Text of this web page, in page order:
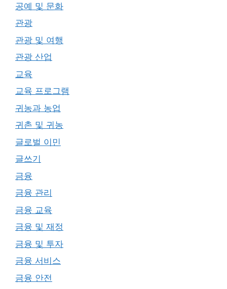
공예 및 문화
관광
관광 및 여행
관광 산업
교육
교육 프로그램
귀농과 농업
귀촌 및 귀농
글로벌 이민
글쓰기
금융
금융 관리
금융 교육
금융 및 재정
금융 및 투자
금융 서비스
금융 안전